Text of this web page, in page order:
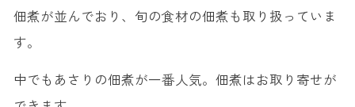
佃煮が並んでおり、旬の食材の佃煮も取り扱っていま
す。
中でもあさりの佃煮が一番人気。佃煮はお取り寄せが